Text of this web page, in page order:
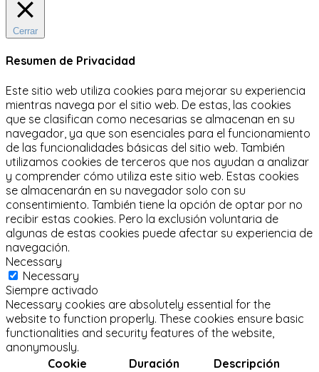
Cerrar
Resumen de Privacidad
Este sitio web utiliza cookies para mejorar su experiencia
mientras navega por el sitio web. De estas, las cookies
que se clasifican como necesarias se almacenan en su
navegador, ya que son esenciales para el funcionamiento
de las funcionalidades básicas del sitio web. También
utilizamos cookies de terceros que nos ayudan a analizar
y comprender cómo utiliza este sitio web. Estas cookies
se almacenarán en su navegador solo con su
consentimiento. También tiene la opción de optar por no
recibir estas cookies. Pero la exclusión voluntaria de
algunas de estas cookies puede afectar su experiencia de
navegación.
Necessary
Necessary
Siempre activado
Necessary cookies are absolutely essential for the
website to function properly. These cookies ensure basic
functionalities and security features of the website,
anonymously.
Cookie
Duración Descripción